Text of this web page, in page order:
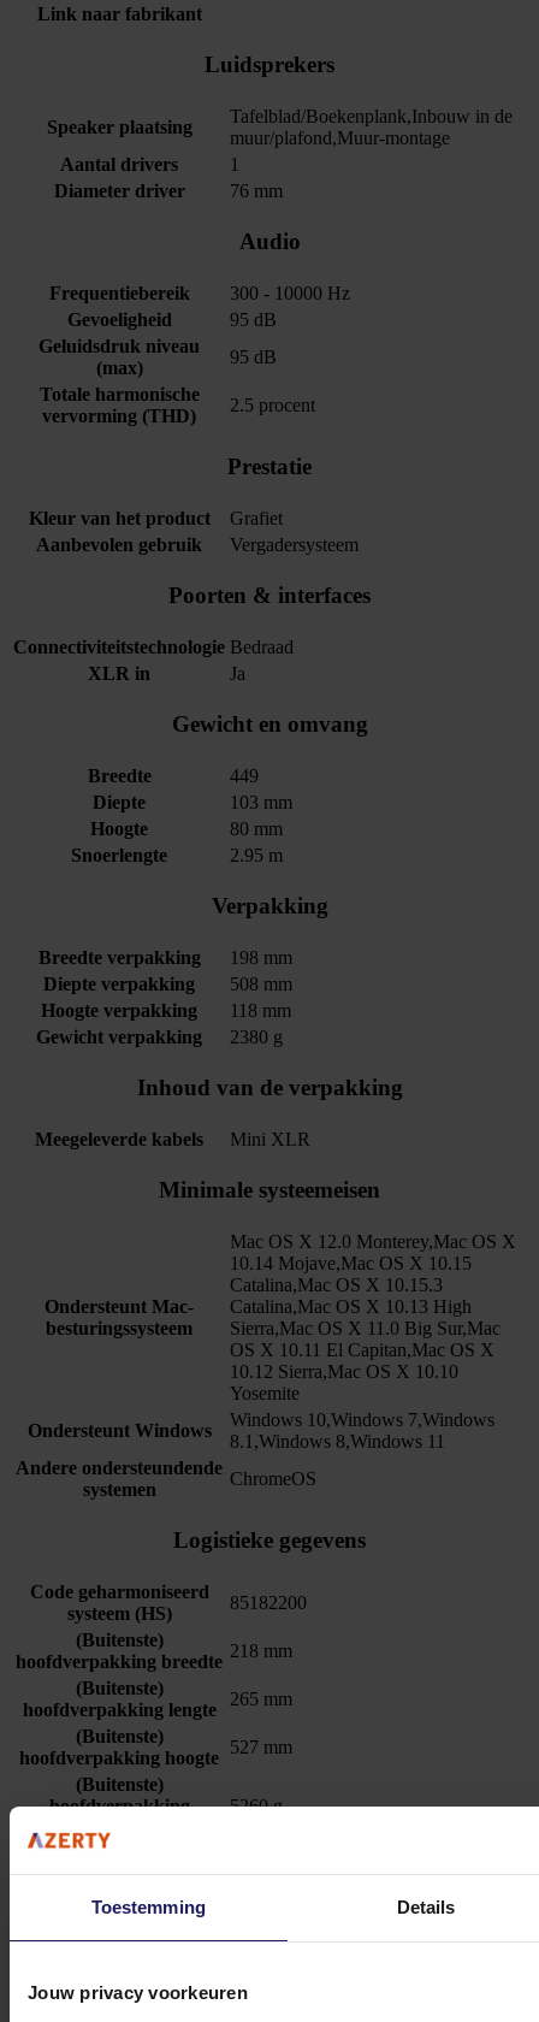
Toestemming Details
Jouw privacy voorkeuren
Link naar fabrikant
Luidsprekers
Speaker plaatsing
Tafelblad/Boekenplank,Inbouw in de
muur/plafond,Muur-montage
Aantal drivers
1
Diameter driver
76 mm
Audio
Frequentiebereik
300 - 10000 Hz
Gevoeligheid
95 dB
Geluidsdruk niveau
(max)
95 dB
Totale harmonische
vervorming (THD)
2.5 procent
Prestatie
Kleur van het product
Grafiet
Aanbevolen gebruik
Vergadersysteem
Poorten & interfaces
Connectiviteitstechnologie Bedraad
XLR in
Ja
Gewicht en omvang
Breedte
449
Diepte
103 mm
Hoogte
80 mm
Snoerlengte
2.95 m
Verpakking
Breedte verpakking
198 mm
Diepte verpakking
508 mm
Hoogte verpakking
118 mm
Gewicht verpakking
2380 g
Inhoud van de verpakking
Meegeleverde kabels Mini XLR
Minimale systeemeisen
Ondersteunt Mac-
besturingssysteem
Mac OS X 12.0 Monterey,Mac OS X
10.14 Mojave,Mac OS X 10.15
Catalina,Mac OS X 10.15.3
Catalina,Mac OS X 10.13 High
Sierra,Mac OS X 11.0 Big Sur,Mac
OS X 10.11 El Capitan,Mac OS X
10.12 Sierra,Mac OS X 10.10
Yosemite
Ondersteunt Windows
Windows 10,Windows 7,Windows
8.1,Windows 8,Windows 11
Andere ondersteundende
systemen
ChromeOS
Logistieke gegevens
Code geharmoniseerd
systeem (HS)
85182200
(Buitenste)
hoofdverpakking breedte
218 mm
(Buitenste)
hoofdverpakking lengte
265 mm
(Buitenste)
hoofdverpakking hoogte
527 mm
(Buitenste)
hoofdverpakking
brutogewicht
5260 g
Logitech Rally Speaker - Luidspreker
226,75
In winkel­wagen